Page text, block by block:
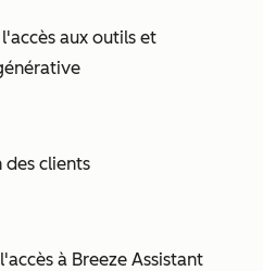
aux outils et
des clients
à Breeze Assistant